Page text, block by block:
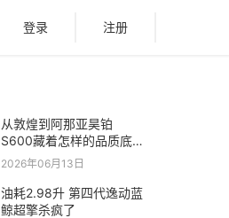
登录 注册
从敦煌到阿那亚昊铂
S600藏着怎样的品质底
气
2026年06月13日
油耗2.98升 第四代逸动蓝
鲸超擎杀疯了